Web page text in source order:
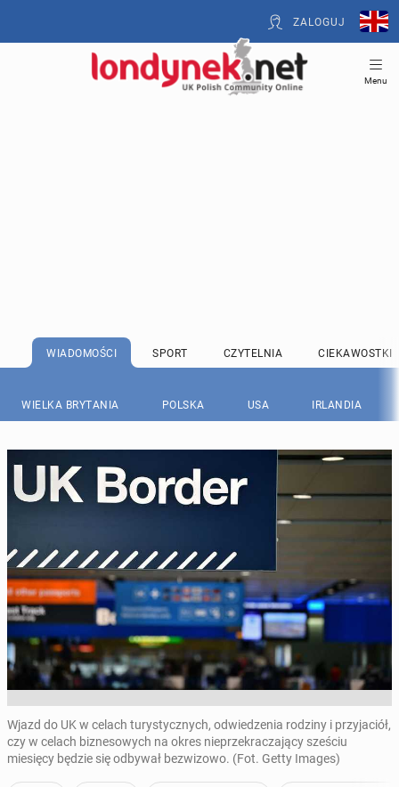
ZALOGUJ
Menu
WIADOMOŚCI SPORT CZYTELNIA CIEKAWOSTKI
WIELKA BRYTANIA POLSKA USA IRLANDIA
Wjazd do UK w celach turystycznych, odwiedzenia rodziny i przyjaciół,
czy w celach biznesowych na okres nieprzekraczający sześciu
miesięcy będzie się odbywał bezwizowo. (Fot. Getty Images)